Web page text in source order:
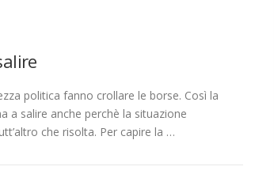
politica fanno crollare le borse. Così la
a salire anche perchè la situazione
che risolta. Per capire la …